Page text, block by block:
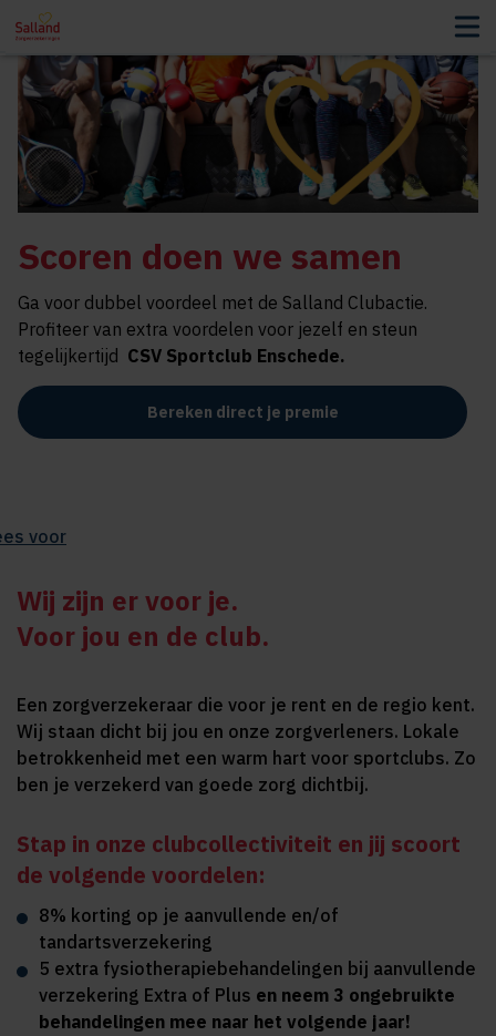
Scoren doen we samen
Ga voor dubbel voordeel met de Salland Clubactie.
Profiteer van extra voordelen voor jezelf en steun
tegelijkertijd CSV Sportclub Enschede.
Bereken direct je premie
voor
Wij zijn er voor je.
Voor jou en de club.
Een zorgverzekeraar die voor je rent en de regio kent.
Wij staan dicht bij jou en onze zorgverleners. Lokale
betrokkenheid met een warm hart voor sportclubs. Zo
ben je verzekerd van goede zorg dichtbij.
Stap in onze clubcollectiviteit en jij scoort
de volgende voordelen:
8% korting op je aanvullende en/of
tandartsverzekering
5 extra fysiotherapiebehandelingen bij aanvullende
verzekering Extra of Plus en neem 3 ongebruikte
behandelingen mee naar het volgende jaar!